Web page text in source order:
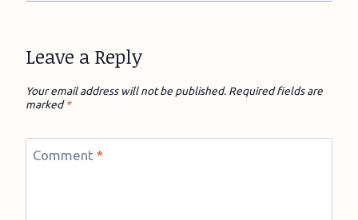
Leave a Reply
Your email address will not be published. Required fields are
marked*
Comment *